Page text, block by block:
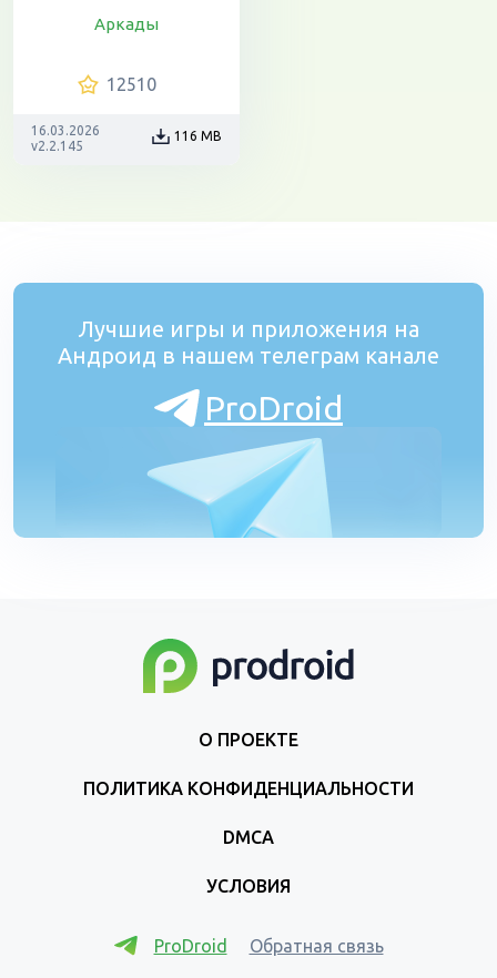
Аркады
12510
16.03.2026
v2.2.145
116 MB
Лучшие игры и приложения на
Андроид в нашем телеграм канале
ProDroid
О ПРОЕКТЕ
ПОЛИТИКА КОНФИДЕНЦИАЛЬНОСТИ
DMCA
УСЛОВИЯ
ProDroid Обратная связь